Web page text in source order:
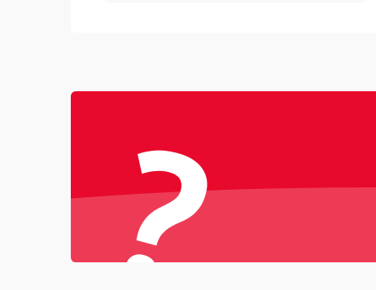
Питание
Электронные компоненты
?